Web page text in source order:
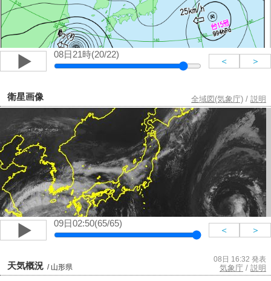
08日21時(20/22)
＜ ＞
衛星画像 全域図(気象庁) / 説明
09日02:50(65/65)
＜ ＞
天気概況 / 山形県
08日 16:32 発表
気象庁 / 説明